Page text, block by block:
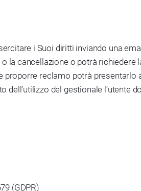
i Suoi diritti inviando una
la cancellazione o potrà richiedere
reclamo potrà presentarlo
del gestionale l’utente
(GDPR)